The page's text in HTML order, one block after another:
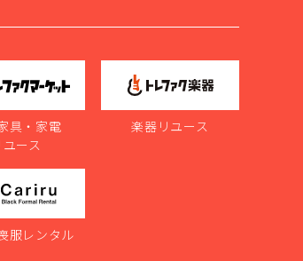
具・家電
ユース
楽器リユース
服レンタル